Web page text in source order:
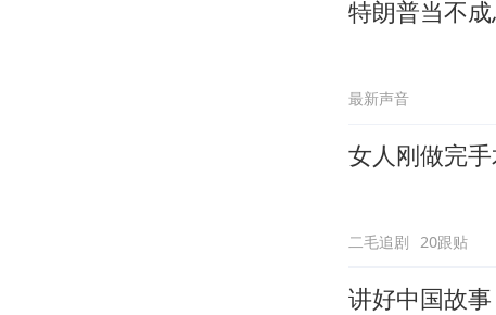
特朗普当不成
最新声音
女人刚做完
二毛追剧 20跟贴
讲好中国故